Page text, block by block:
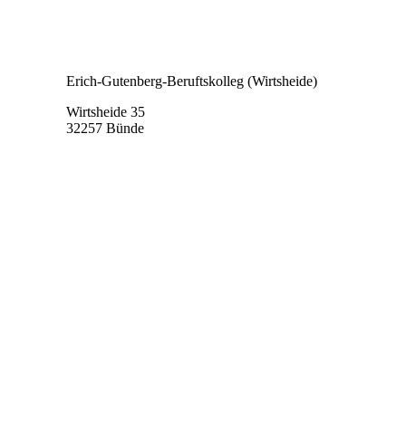
Erich-Gutenberg-Beruftskolleg (Wirtsheide)
Wirtsheide 35
32257 Bünde